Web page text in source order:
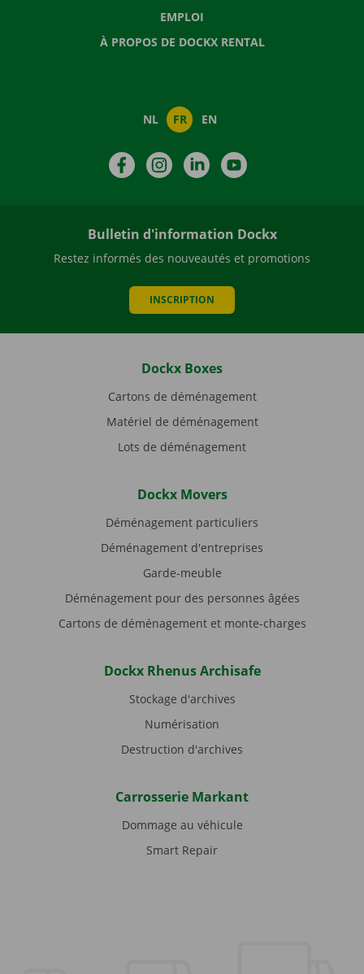
EMPLOI
À PROPOS DE DOCKX RENTAL
NL FR EN
FacebookInstagramLinkedIn
Bulletin d'information Dockx
Restez informés des nouveautés et promotions
INSCRIPTION
Dockx Boxes
Cartons de déménagement
Matériel de déménagement
Lots de déménagement
Dockx Movers
Déménagement particuliers
Déménagement d'entreprises
Garde-meuble
Déménagement pour des personnes âgées
Cartons de déménagement et monte-charges
Dockx Rhenus Archisafe
Stockage d'archives
Numérisation
Destruction d'archives
Carrosserie Markant
Dommage au véhicule
Smart Repair